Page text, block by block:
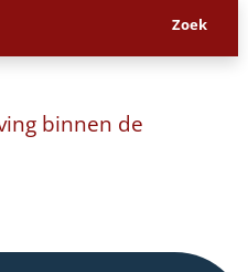
binnen de